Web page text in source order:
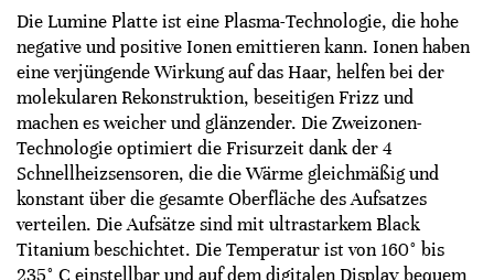
Die Lumine Platte ist eine Plasma-Technologie, die hohe
negative und positive Ionen emittieren kann. Ionen haben
eine verjüngende Wirkung auf das Haar, helfen bei der
molekularen Rekonstruktion, beseitigen Frizz und
machen es weicher und glänzender. Die Zweizonen-
Technologie optimiert die Frisurzeit dank der 4
Schnellheizsensoren, die die Wärme gleichmäßig und
konstant über die gesamte Oberfläche des Aufsatzes
verteilen. Die Aufsätze sind mit ultrastarkem Black
Titanium beschichtet. Die Temperatur ist von 160° bis
235° C einstellbar und auf dem digitalen Display bequem